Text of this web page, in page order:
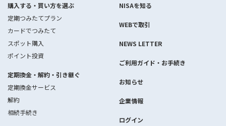
購入する・買い方を選ぶ
定期つみたてプラン
カードでつみたて
スポット購入
ポイント投資
定期換金・解約・引き継ぐ
定期換金サービス
解約
相続手続き
NISAを知る
WEBで取引
NEWS LETTER
ご利用ガイド・お手続き
お知らせ
企業情報
ログイン